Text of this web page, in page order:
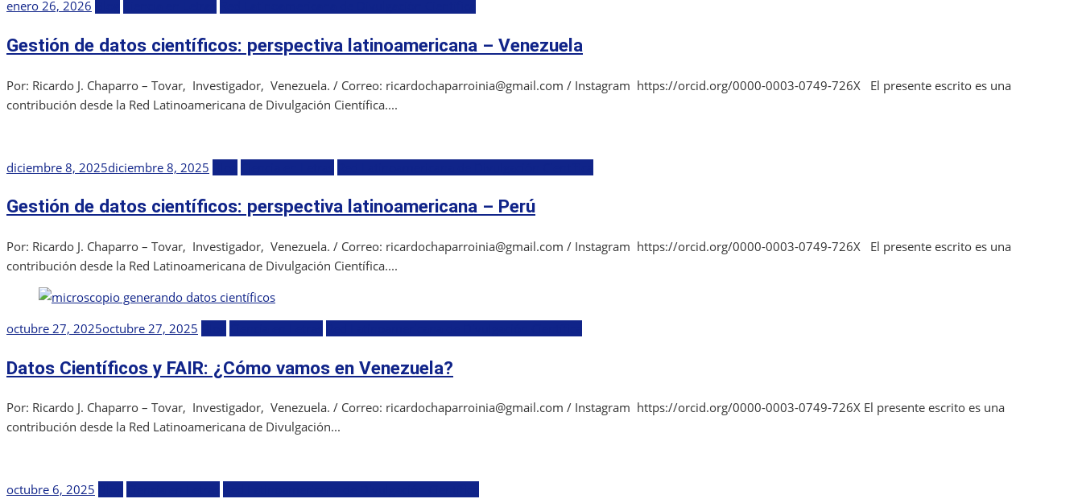
Publicada
enero 26, 2026
Gestión de datos científicos: perspectiva latinoamericana – Venezuela
Por: Ricardo J. Chaparro – Tovar, Investigador, Venezuela. / Correo: ricardochaparroinia@gmail.com / Instagram https://orcid.org/0000-0003-0749-726X El presente escrito es una
contribución desde la Red Latinoamericana de Divulgación Científica....
Publicada
diciembre 8, 2025diciembre 8, 2025
Gestión de datos científicos: perspectiva latinoamericana – Perú
Por: Ricardo J. Chaparro – Tovar, Investigador, Venezuela. / Correo: ricardochaparroinia@gmail.com / Instagram https://orcid.org/0000-0003-0749-726X El presente escrito es una
contribución desde la Red Latinoamericana de Divulgación Científica....
Publicada
octubre 27, 2025octubre 27, 2025
Datos Científicos y FAIR: ¿Cómo vamos en Venezuela?
Por: Ricardo J. Chaparro – Tovar, Investigador, Venezuela. / Correo: ricardochaparroinia@gmail.com / Instagram https://orcid.org/0000-0003-0749-726X El presente escrito es una
contribución desde la Red Latinoamericana de Divulgación...
Publicada
octubre 6, 2025